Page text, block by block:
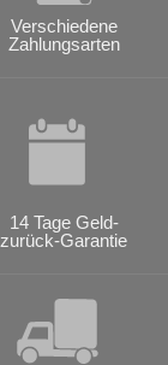
Verschiedene
Zahlungsarten
14 Tage Geld-
zurück-Garantie